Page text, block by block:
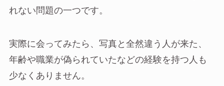
れない問題の一つです。
実際に会ってみたら、写真と全然違う人が来た、
年齢や職業が偽られていたなどの経験を持つ人も
少なくありません。